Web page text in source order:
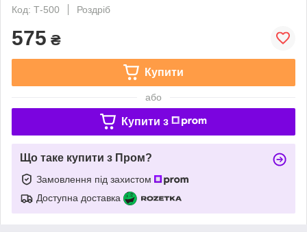
Код: Т-500
Роздріб
575 ₴
Купити
або
Купити з
Що таке купити з Пром?
Замовлення під захистом
Доступна доставка